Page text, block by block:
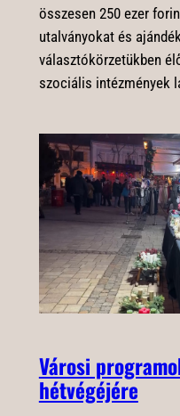
összesen 250 ezer
utalványokat és
választókörzetükben
szociális intézmények
Városi
hétvégéjére